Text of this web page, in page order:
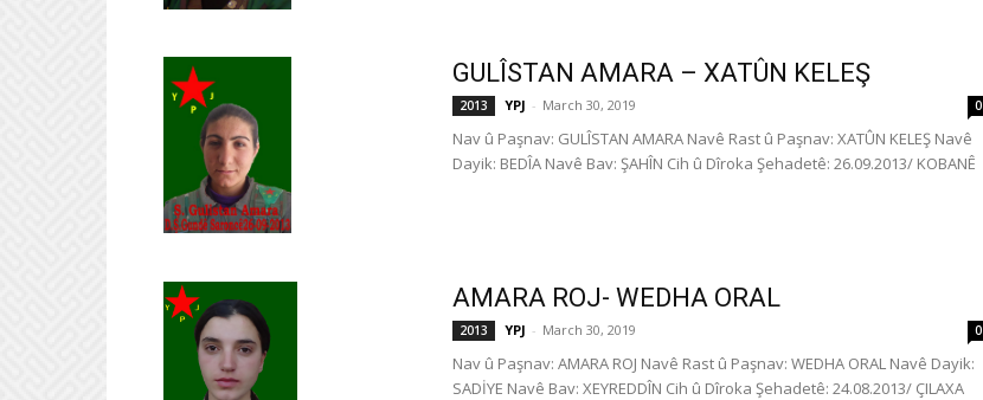
GULÎSTAN AMARA – XATÛN KELEŞ
2013 YPJ - March 30, 2019 0
Nav û Paşnav: GULÎSTAN AMARA Navê Rast û Paşnav: XATÛN KELEŞ Navê
Dayik: BEDÎA Navê Bav: ŞAHÎN Cih û Dîroka Şehadetê: 26.09.2013/ KOBANÊ
AMARA ROJ- WEDHA ORAL
2013 YPJ - March 30, 2019 0
Nav û Paşnav: AMARA ROJ Navê Rast û Paşnav: WEDHA ORAL Navê Dayik:
SADİYE Navê Bav: XEYREDDÎN Cih û Dîroka Şehadetê: 24.08.2013/ ÇILAXA